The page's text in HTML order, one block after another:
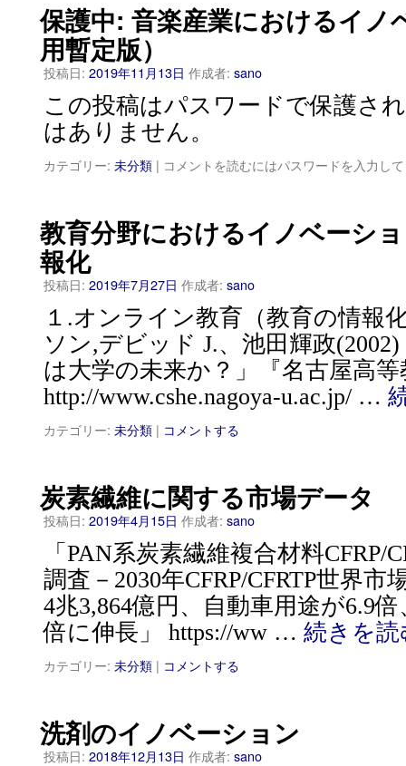
保護中: 音楽産業におけるイノ
用暫定版）
投稿日: 2019年11月13日 作成者: sano
この投稿はパスワードで保護さ
はありません。
カテゴリー: 未分類 | コメントを読むにはパスワードを入力し
教育分野におけるイノベー
報化
投稿日: 2019年7月27日 作成者: sano
１.オンライン教育（教育の情
ソン,デビッド J.、池田輝政
は大学の未来か？」『名古屋高
http://www.cshe.nagoya-u.ac.jp/ …
カテゴリー: 未分類 | コメントする
炭素繊維に関する市場データ
投稿日: 2019年4月15日 作成者: sano
「PAN系炭素繊維複合材料CFRP/
調査－2030年CFRP/CFRTP世界市
4兆3,864億円、自動車用途が6.9
倍に伸長」 https://ww … 続きを
カテゴリー: 未分類 | コメントする
洗剤のイノベーション
投稿日: 2018年12月13日 作成者: sano